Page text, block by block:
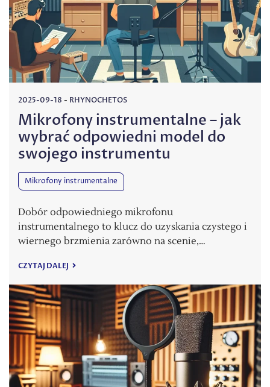
2025-09-18 - RHYNOCHETOS
Mikrofony instrumentalne – jak
wybrać odpowiedni model do
swojego instrumentu
Mikrofony instrumentalne
Dobór odpowiedniego mikrofonu
instrumentalnego to klucz do uzyskania czystego i
wiernego brzmienia zarówno na scenie,…
CZYTAJ DALEJ